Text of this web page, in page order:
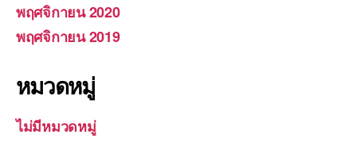
พฤศจิกายน 2020
พฤศจิกายน 2019
หมวดหมู่
ไม่มีหมวดหมู่